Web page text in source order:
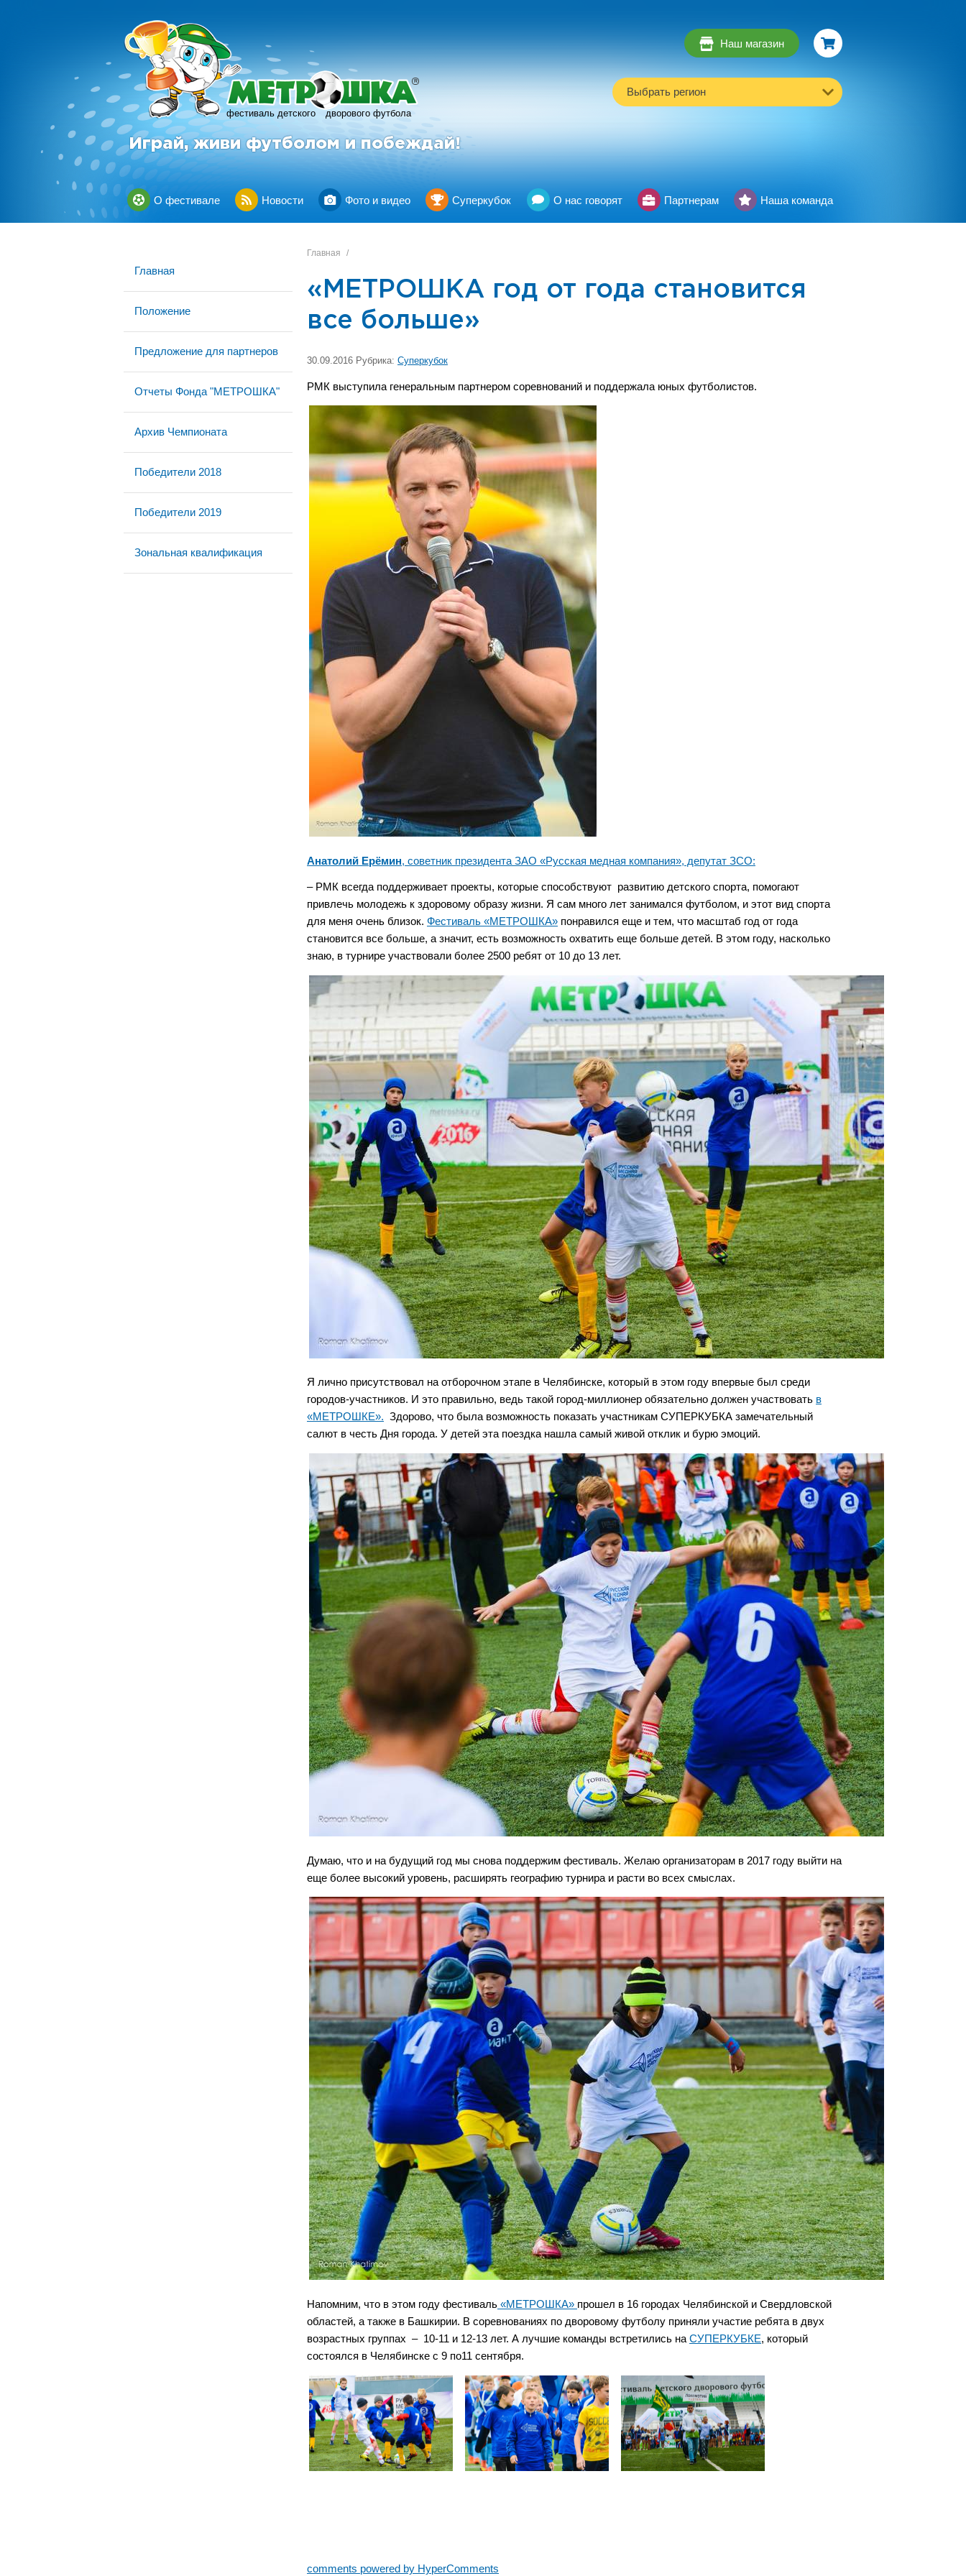
фестиваль детского дворового футбола
R
Играй, живи футболом и побеждай!
Наш магазин
Выбрать регион
О фестивале Новости Фото и видео Суперкубок О нас говорят Партнерам Наша команда
Главная
Положение
Предложение для партнеров
Отчеты Фонда "МЕТРОШКА"
Архив Чемпионата
Победители 2018
Победители 2019
Зональная квалификация
Главная /
«МЕТРОШКА год от года становится
все больше»
30.09.2016 Рубрика: Суперкубок
РМК выступила генеральным партнером соревнований и поддержала юных футболистов.
Анатолий Ерёмин, советник президента ЗАО «Русская медная компания», депутат ЗСО:
– РМК всегда поддерживает проекты, которые способствуют развитию детского спорта, помогают
привлечь молодежь к здоровому образу жизни. Я сам много лет занимался футболом, и этот вид спорта
для меня очень близок. Фестиваль «МЕТРОШКА» понравился еще и тем, что масштаб год от года
становится все больше, а значит, есть возможность охватить еще больше детей. В этом году, насколько
знаю, в турнире участвовали более 2500 ребят от 10 до 13 лет.
Я лично присутствовал на отборочном этапе в Челябинске, который в этом году впервые был среди
городов-участников. И это правильно, ведь такой город-миллионер обязательно должен участвовать в
«МЕТРОШКЕ». Здорово, что была возможность показать участникам СУПЕРКУБКА замечательный
салют в честь Дня города. У детей эта поездка нашла самый живой отклик и бурю эмоций.
Думаю, что и на будущий год мы снова поддержим фестиваль. Желаю организаторам в 2017 году выйти на
еще более высокий уровень, расширять географию турнира и расти во всех смыслах.
Напомним, что в этом году фестиваль «МЕТРОШКА» прошел в 16 городах Челябинской и Свердловской
областей, а также в Башкирии. В соревнованиях по дворовому футболу приняли участие ребята в двух
возрастных группах – 10-11 и 12-13 лет. А лучшие команды встретились на СУПЕРКУБКЕ, который
состоялся в Челябинске с 9 по11 сентября.
comments powered by HyperComments